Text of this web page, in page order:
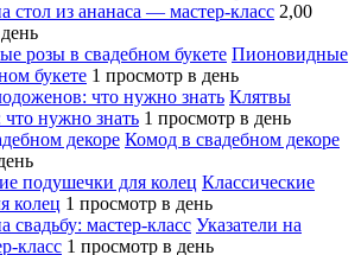
стол из ананаса — мастер-класс 2,00
Пионовидные
букете 1 просмотр в день
Клятвы
нужно знать 1 просмотр в день
Комод в свадебном декоре
Классические
колец 1 просмотр в день
Указатели на
класс 1 просмотр в день